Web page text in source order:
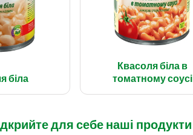
біла
Квасоля біла в
томатному соусі
для себе наші продукти